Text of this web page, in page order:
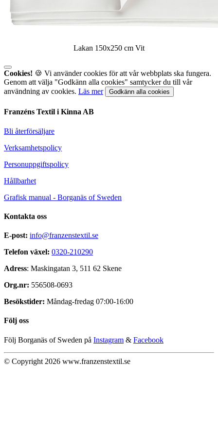
Lakan 150x250 cm Vit
Cookies! 🍪 Vi använder cookies för att vår webbplats ska fungera.
Genom att välja "Godkänn alla cookies" samtycker du till vår
användning av cookies. Läs mer Godkänn alla cookies
Franzéns Textil i Kinna AB
Bli återförsäljare
Verksamhetspolicy
Personuppgiftspolicy
Hållbarhet
Grafisk manual - Borganäs of Sweden
Kontakta oss
E-post: info@franzenstextil.se
Telefon växel: 0320-210290
Adress: Maskingatan 3, 511 62 Skene
Org.nr: 556508-0693
Besökstider: Måndag-fredag 07:00-16:00
Följ oss
Följ Borganäs of Sweden på Instagram & Facebook
© Copyright 2026 www.franzenstextil.se